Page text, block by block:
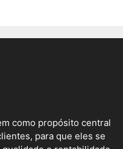
como propósito central
para que eles se